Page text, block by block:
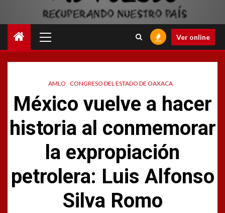
principal
Ver online
AMLO CONGRESO DEL ESTADO DE OAXACA
México vuelve a hacer
historia al conmemorar
la expropiación
petrolera: Luis Alfonso
Silva Romo